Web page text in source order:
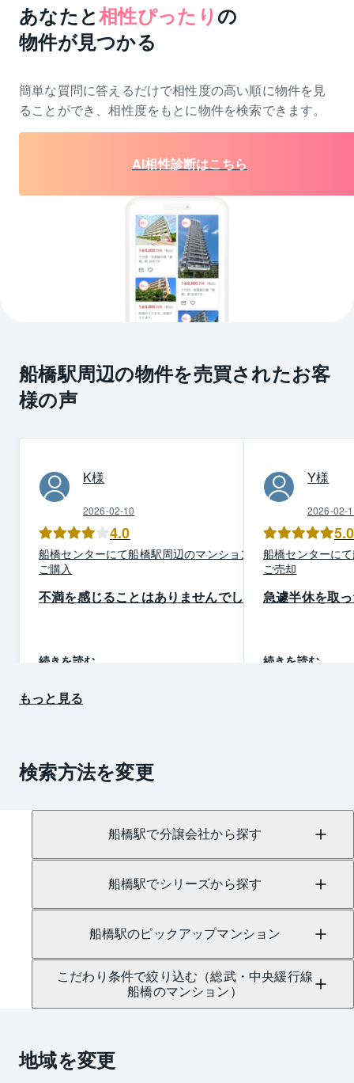
あなたと相性ぴったり の
物件が見つかる
簡単な質問に答えるだけで相性度の高い順に物件を 見
ることができ、相性度をもとに物件を検索できます。
AI相性診断はこちら
船橋駅周辺の物件を売買されたお客
様の声
K様
2026-02-10
4.0
船橋センターにて船橋駅周辺のマンション
ご購入
不満を感じることはありませんでした
続きを読む
Y様
2026-02-
5.0
船橋センターにて
ご売却
急遽半休を取
続きを読む
もっと見る
検索方法を変更
船橋駅で分譲会社から探す
船橋駅でシリーズから探す
船橋駅のピックアップマンション
こだわり条件で絞り込む（総武・中央緩行線
船橋のマンション）
地域を変更